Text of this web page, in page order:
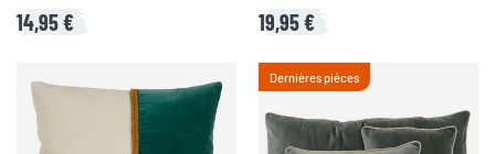
14,95 € 19,95 €
Dernières pièces